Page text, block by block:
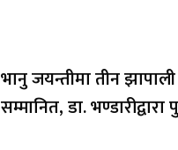
भानु जयन्तीमा तीन झापाली
सम्मानित, डा.